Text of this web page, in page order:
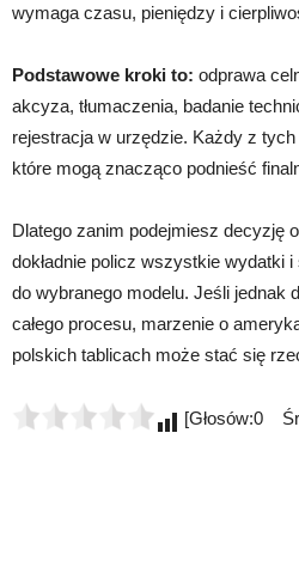
wymaga czasu, pieniędzy i
Podstawowe kroki to: odprawa
akcyza, tłumaczenia, badanie
rejestracja w urzędzie. Każdy z
które mogą znacząco podnieść
Dlatego zanim podejmiesz decyzję
dokładnie policz wszystkie wydatki
do wybranego modelu. Jeśli jednak
całego procesu, marzenie o
polskich tablicach może stać się
[Głosów:0